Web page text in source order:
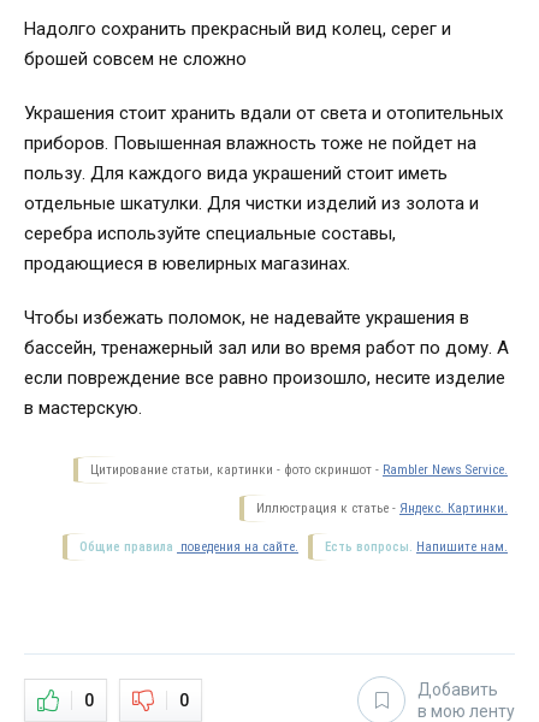
Надолго сохранить прекрасный вид колец, серег и
брошей совсем не сложно
Украшения стоит хранить вдали от света и отопительных
приборов. Повышенная влажность тоже не пойдет на
пользу. Для каждого вида украшений стоит иметь
отдельные шкатулки. Для чистки изделий из золота и
серебра используйте специальные составы,
продающиеся в ювелирных магазинах.
Чтобы избежать поломок, не надевайте украшения в
бассейн, тренажерный зал или во время работ по дому. А
если повреждение все равно произошло, несите изделие
в мастерскую.
Цитирование статьи, картинки - фото скриншот - Rambler News Service.
Иллюстрация к статье - Яндекс. Картинки.
Есть вопросы. Напишите нам.
Общие правила поведения на сайте.
0 0
Добавить
в мою ленту